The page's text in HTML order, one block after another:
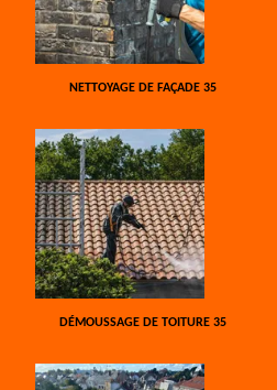
NETTOYAGE DE FAÇADE 35
DÉMOUSSAGE DE TOITURE 35